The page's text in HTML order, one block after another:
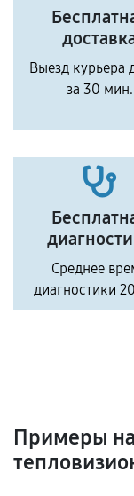
Выезд курьера
за 30 мин.
Среднее
диагностики
Примеры